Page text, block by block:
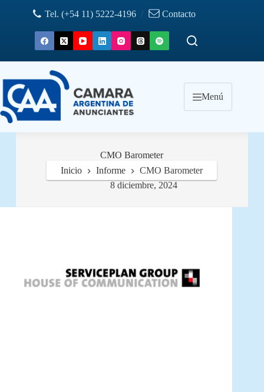
Tel. (+54 11) 5222-4196 / Contacto
Menú
CMO Barometer
8 diciembre, 2024
Inicio Informe CMO Barometer